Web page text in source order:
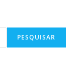
PESQUISAR